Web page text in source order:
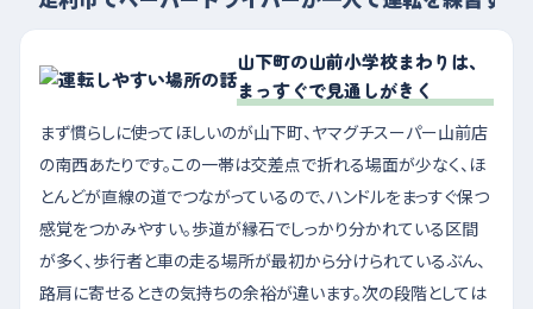
山下町の山前小学校まわりは、
まっすぐで見通しがきく
まず慣らしに使ってほしいのが山下町、ヤマグチスーパー山前店
の南西あたりです。この一帯は交差点で折れる場面が少なく、ほ
とんどが直線の道でつながっているので、ハンドルをまっすぐ保つ
感覚をつかみやすい。歩道が縁石でしっかり分かれている区間
が多く、歩行者と車の走る場所が最初から分けられているぶん、
路肩に寄せるときの気持ちの余裕が違います。次の段階としては